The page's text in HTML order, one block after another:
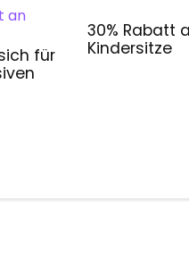
für
30% Rabatt
Kindersitze